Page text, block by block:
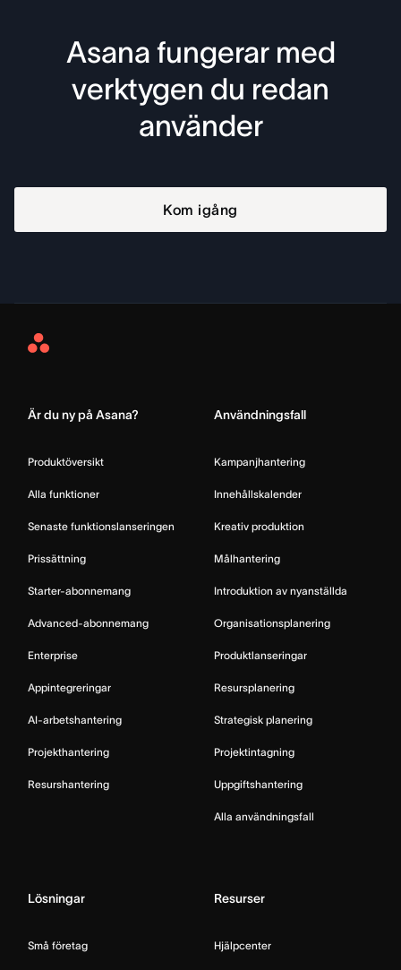
Asana fungerar med
verktygen du redan
använder
Kom igång
Asana
Är du ny på Asana?
Produktöversikt
Alla funktioner
Senaste funktionslanseringen
Prissättning
Starter-abonnemang
Advanced-abonnemang
Enterprise
Appintegreringar
AI-arbetshantering
Projekthantering
Resurshantering
Användningsfall
Kampanjhantering
Innehållskalender
Kreativ produktion
Målhantering
Introduktion av nyanställda
Organisationsplanering
Produktlanseringar
Resursplanering
Strategisk planering
Projektintagning
Uppgiftshantering
Alla användningsfall
Lösningar
Små företag
Resurser
Hjälpcenter